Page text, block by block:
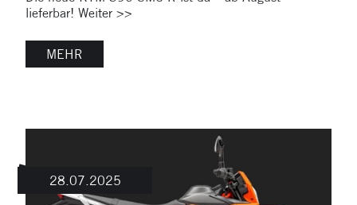
lieferbar! Weiter >>
MEHR
28.07.2025